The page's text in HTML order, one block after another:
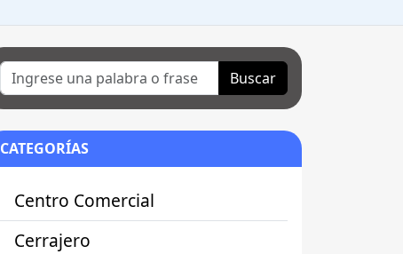
Buscar
CATEGORÍAS
Centro Comercial
Cerrajero